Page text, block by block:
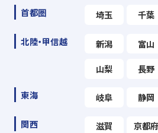
首都圏 埼玉 千葉
北陸・甲信越 新潟 富山
山梨 長野
東海 岐阜 静岡
関西 滋賀 京都府